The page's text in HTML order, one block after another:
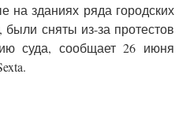
зданиях ряда городских
сняты из-за протестов
суда, сообщает 26 июня